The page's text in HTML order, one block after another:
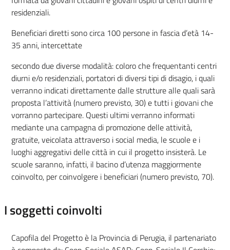
residenziali.
Beneficiari diretti sono circa 100 persone in fascia d’età 14-
35 anni, intercettate
secondo due diverse modalità: coloro che frequentanti centri
diurni e/o residenziali, portatori di diversi tipi di disagio, i quali
verranno indicati direttamente dalle strutture alle quali sarà
proposta l’attività (numero previsto, 30) e tutti i giovani che
vorranno partecipare. Questi ultimi verranno informati
mediante una campagna di promozione delle attività,
gratuite, veicolata attraverso i social media, le scuole e i
luoghi aggregativi delle città in cui il progetto insisterà. Le
scuole saranno, infatti, il bacino d’utenza maggiormente
coinvolto, per coinvolgere i beneficiari (numero previsto, 70).
I soggetti coinvolti
Capofila del Progetto è la Provincia di Perugia, il partenariato